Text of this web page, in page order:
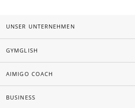
UNSER UNTERNEHMEN
GYMGLISH
AIMIGO COACH
BUSINESS